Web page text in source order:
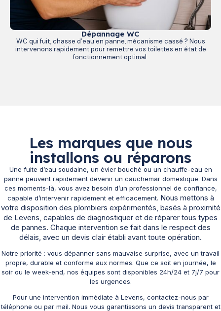
Dépannage WC
WC qui fuit, chasse d’eau en panne, mécanisme cassé ? Nous
intervenons rapidement pour remettre vos toilettes en état de
fonctionnement optimal.
Les marques que nous
installons ou réparons
Une fuite d’eau soudaine, un évier bouché ou un chauffe-eau en
panne peuvent rapidement devenir un cauchemar domestique. Dans
ces moments-là, vous avez besoin d’un professionnel de confiance,
capable d’intervenir rapidement et efficacement. Nous mettons à
votre disposition des plombiers expérimentés, basés à proximité
de Levens, capables de diagnostiquer et de réparer tous types
de pannes. Chaque intervention se fait dans le respect des
délais, avec un devis clair établi avant toute opération.
Notre priorité : vous dépanner sans mauvaise surprise, avec un travail
propre, durable et conforme aux normes. Que ce soit en journée, le
soir ou le week-end, nos équipes sont disponibles 24h/24 et 7j/7 pour
les urgences.
Pour une intervention immédiate à Levens, contactez-nous par
téléphone ou par mail. Nous vous garantissons un devis transparent et